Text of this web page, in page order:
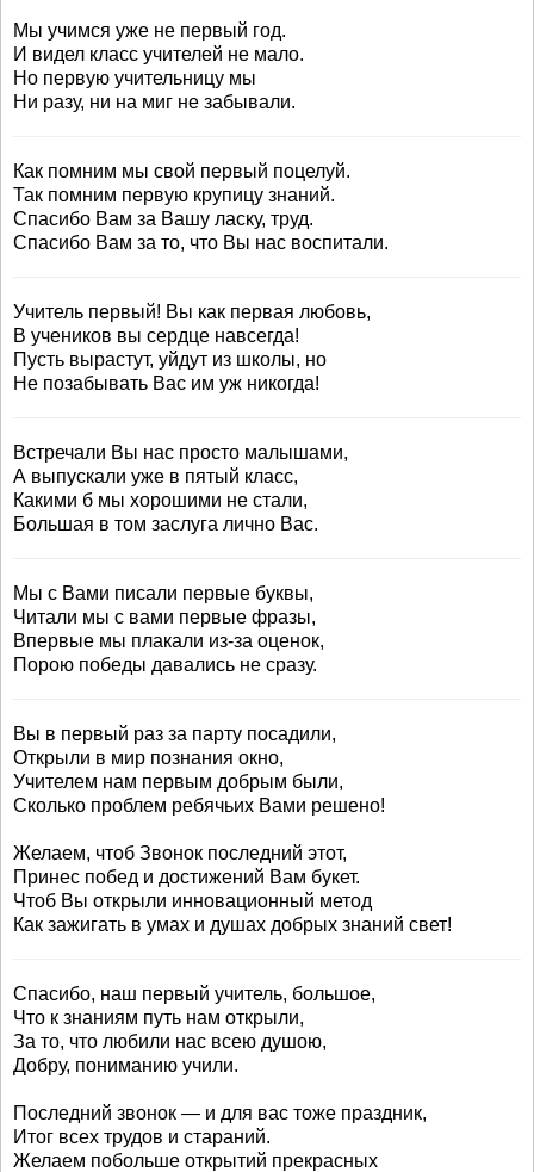
Мы учимся уже не первый год.
И видел класс учителей не мало.
Но первую учительницу мы
Ни разу, ни на миг не забывали.
Как помним мы свой первый поцелуй.
Так помним первую крупицу знаний.
Спасибо Вам за Вашу ласку, труд.
Спасибо Вам за то, что Вы нас воспитали.
Учитель первый! Вы как первая любовь,
В учеников вы сердце навсегда!
Пусть вырастут, уйдут из школы, но
Не позабывать Вас им уж никогда!
Встречали Вы нас просто малышами,
А выпускали уже в пятый класс,
Какими б мы хорошими не стали,
Большая в том заслуга лично Вас.
Мы с Вами писали первые буквы,
Читали мы с вами первые фразы,
Впервые мы плакали из-за оценок,
Порою победы давались не сразу.
Вы в первый раз за парту посадили,
Открыли в мир познания окно,
Учителем нам первым добрым были,
Сколько проблем ребячьих Вами решено!
Желаем, чтоб Звонок последний этот,
Принес побед и достижений Вам букет.
Чтоб Вы открыли инновационный метод
Как зажигать в умах и душах добрых знаний свет!
Спасибо, наш первый учитель, большое,
Что к знаниям путь нам открыли,
За то, что любили нас всею душою,
Добру, пониманию учили.
Последний звонок — и для вас тоже праздник,
Итог всех трудов и стараний.
Желаем побольше открытий прекрасных